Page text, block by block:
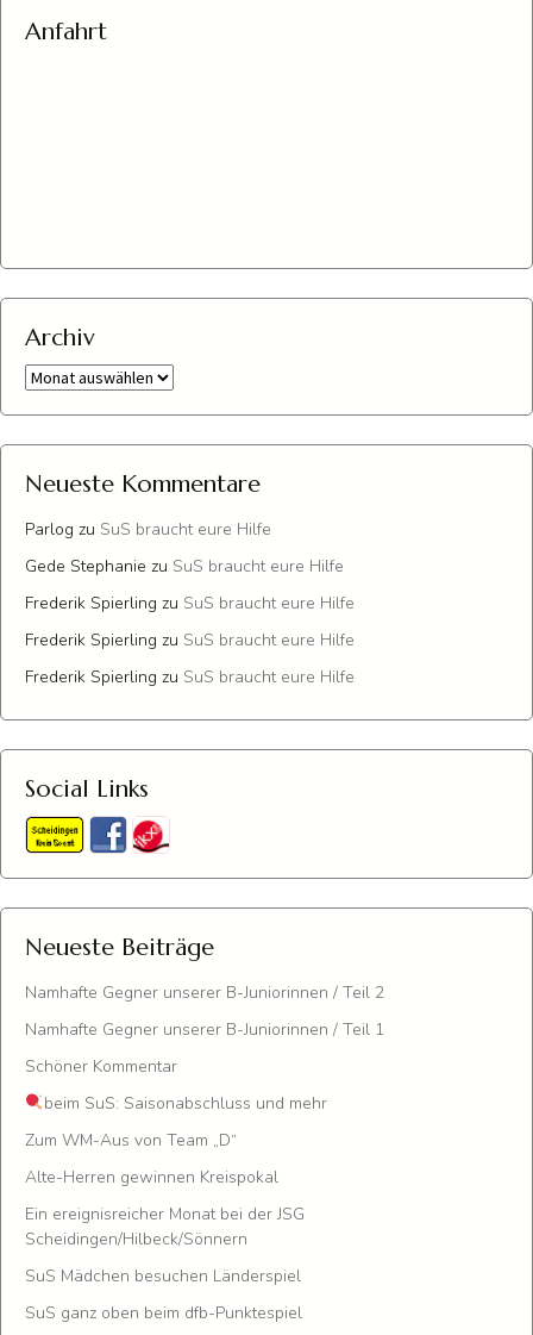
Anfahrt
Archiv
Archiv
Neueste Kommentare
Parlog zu SuS braucht eure Hilfe
Gede Stephanie zu SuS braucht eure Hilfe
Frederik Spierling zu SuS braucht eure Hilfe
Frederik Spierling zu SuS braucht eure Hilfe
Frederik Spierling zu SuS braucht eure Hilfe
Social Links
Neueste Beiträge
Namhafte Gegner unserer B-Juniorinnen / Teil 2
Namhafte Gegner unserer B-Juniorinnen / Teil 1
Schöner Kommentar
beim SuS: Saisonabschluss und mehr
Zum WM-Aus von Team „D“
Alte-Herren gewinnen Kreispokal
Ein ereignisreicher Monat bei der JSG
Scheidingen/Hilbeck/Sönnern
SuS Mädchen besuchen Länderspiel
SuS ganz oben beim dfb-Punktespiel